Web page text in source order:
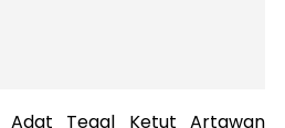
Adat Tegal Ketut Artawan